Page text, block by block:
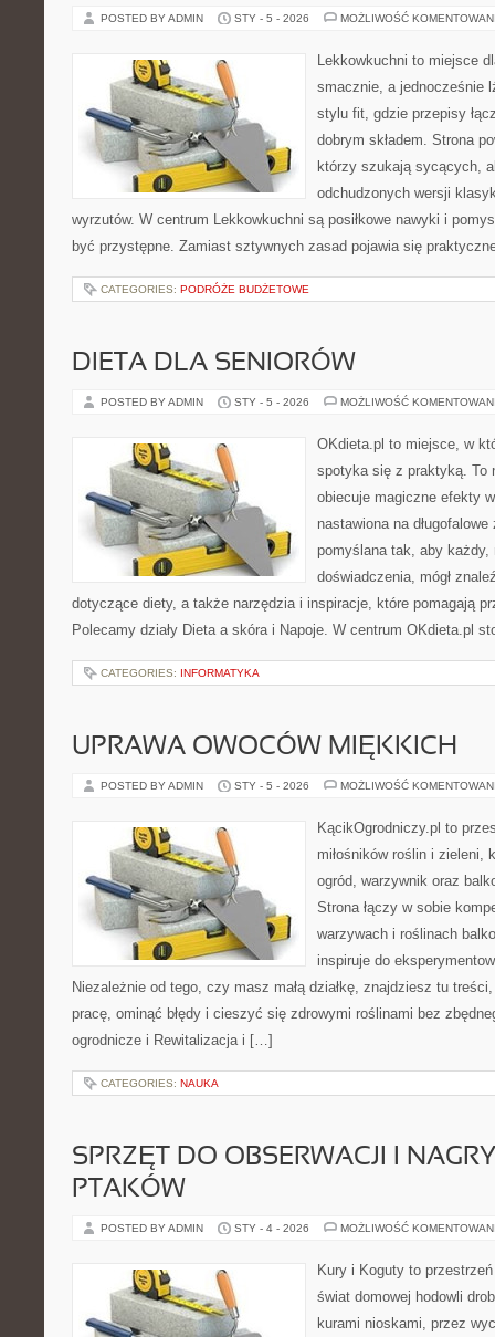
POSTED BY ADMIN STY - 5 - 2026 MOŻLIWOŚĆ
Lekkowkuchni to miejsce
smacznie, a jednocześnie
stylu fit, gdzie przepisy
dobrym składem. Strona
którzy szukają sycących,
odchudzonych wersji
wyrzutów. W centrum Lekkowkuchni są posiłkowe nawyki i
być przystępne. Zamiast sztywnych zasad pojawia się
CATEGORIES: PODRÓŻE BUDŻETOWE
DIETA DLA SENIORÓW
POSTED BY ADMIN STY - 5 - 2026 MOŻLIWOŚĆ
OKdieta.pl to miejsce, w
spotyka się z praktyką. To
obiecuje magiczne efekty
nastawiona na
pomyślana tak, aby każdy,
doświadczenia, mógł
dotyczące diety, a także narzędzia i inspiracje, które pomagają
Polecamy działy Dieta a skóra i Napoje. W centrum OKdieta.pl
CATEGORIES: INFORMATYKA
UPRAWA OWOCÓW MIĘKKICH
POSTED BY ADMIN STY - 5 - 2026 MOŻLIWOŚĆ
KącikOgrodniczy.pl to
miłośników roślin i zieleni,
ogród, warzywnik oraz
Strona łączy w sobie
warzywach i roślinach
inspiruje do
Niezależnie od tego, czy masz małą działkę, znajdziesz tu
pracę, ominąć błędy i cieszyć się zdrowymi roślinami bez
ogrodnicze i Rewitalizacja i […]
CATEGORIES: NAUKA
SPRZĘT DO OBSERWACJI I
PTAKÓW
POSTED BY ADMIN STY - 4 - 2026 MOŻLIWOŚĆ
Kury i Koguty to
świat domowej hodowli
kurami nioskami, przez